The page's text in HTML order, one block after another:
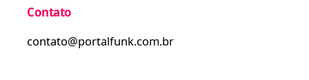
Contato
contato@portalfunk.com.br